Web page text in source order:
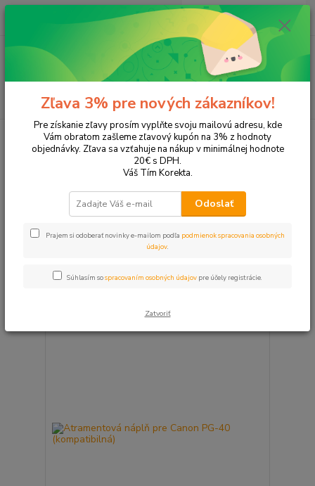
Hľadať
ks
za 0,00 EUR
Tonery a náplne do tlačiarní Canon MP190
Upresniť parametre
Najdrahšie
Zobrazujem 1-3 z 3
Zľava 3% pre nových zákazníkov!
Pre získanie zľavy prosím vyplňte svoju mailovú adresu, kde
Vám obratom zašleme zľavový kupón na 3% z hodnoty
objednávky. Zľava sa vzťahuje na nákup v minimálnej hodnote
20€ s DPH.
Váš Tím Korekta.
Odoslať
Prajem si odoberať novinky e-mailom podľa podmienok spracovania osobných
údajov.
Súhlasím sospracovaním osobných údajov pre účely registrácie.
Zatvoriť